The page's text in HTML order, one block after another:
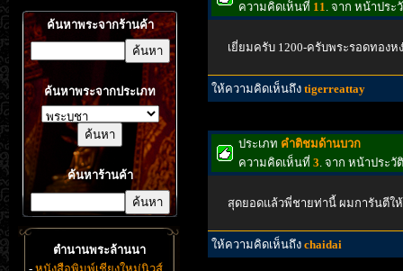
ค้นหาพระจากร้านค้า
ค้นหาพระจากประเภท
ค้นหาร้านค้า
ตำนานพระล้านนา
ความคิดเห็นที่ 11. จาก หน้าประ
เยี่ยมครับ 1200-ครับพระรอดทองห
ให้ความคิดเห็นถึง tigerreattay
ประเภท คำติชมด้านบวก
ความคิดเห็นที่ 3. จาก หน้าประวั
สุดยอดแล้วพี่ชายท่านี้ ผมการันตีใ
ให้ความคิดเห็นถึง chaidai